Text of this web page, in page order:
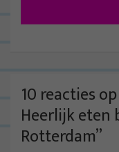
i
t
n
a
10 reacties op
Heerlijk eten
Rotterdam”